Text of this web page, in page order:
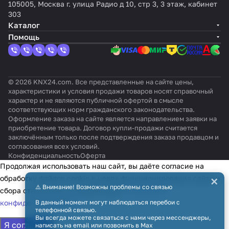
KNXs-
DX-
FM
ит
к к
вый
36
105005, Москва г. улица Радио д 10, стр 3, 3 этаж, кабинет
303
Каталог
Помощь
© 2026 KNX24.com. Все представленные на сайте цены,
характеристики и условия продажи товаров носят справочный
характер и не являются публичной офертой в смысле
соответствующих норм гражданского законодательства.
Оформление заказа на сайте является направлением заявки на
приобретение товара. Договор купли-продажи считается
заключённым только после подтверждения заказа продавцом и
согласования всех условий.
КонфиденциальностьОферта
⚠️ Внимание! Возможны проблемы со связью
В данный момент могут наблюдаться перебои с
телефонной связью.
Вы всегда можете связаться с нами через мессенджеры,
написать на email или позвонить в Max
×
Продолжая использовать наш сайт, вы даёте согласие на
обработку файлов cookie в целях функционирования сайта и
сбора статистики в соответствии сполитикой
конфиденциальности
Я согласен